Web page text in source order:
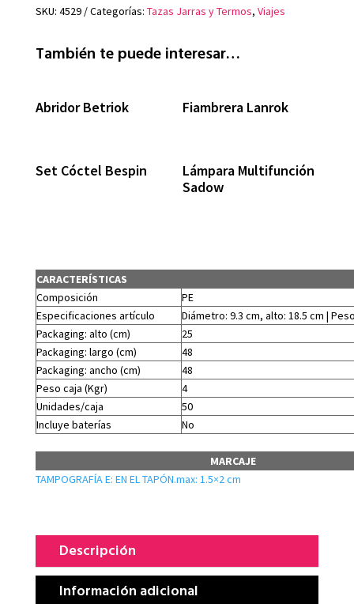
SKU: 4529 Categorías: Tazas Jarras y Termos, Viajes
También te puede interesar…
Abridor Betriok Fiambrera Lanrok
Set Cóctel Bespin
Lámpara Multifunción
Sadow
CARACTERÍSTICAS
Composición
PE
Especificaciones artículo
Diámetro: 9.3 cm, alto: 18.5 cm |
Packaging: alto (cm)
25
Packaging: largo (cm)
48
Packaging: ancho (cm)
48
Peso caja (Kgr)
4
Unidades/caja
50
Incluye baterías
No
MARCAJE
TAMPOGRAFÍA E: EN EL TAPÓN.max: 1.5×2 cm
Descripción
Información adicional